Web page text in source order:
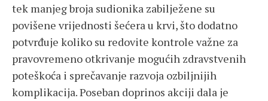
tek manjeg broja sudionika zabilježene su
povišene vrijednosti šećera u krvi, što dodatno
potvrđuje koliko su redovite kontrole važne za
pravovremeno otkrivanje mogućih zdravstvenih
poteškoća i sprečavanje razvoja ozbiljnijih
komplikacija. Poseban doprinos akciji dala je